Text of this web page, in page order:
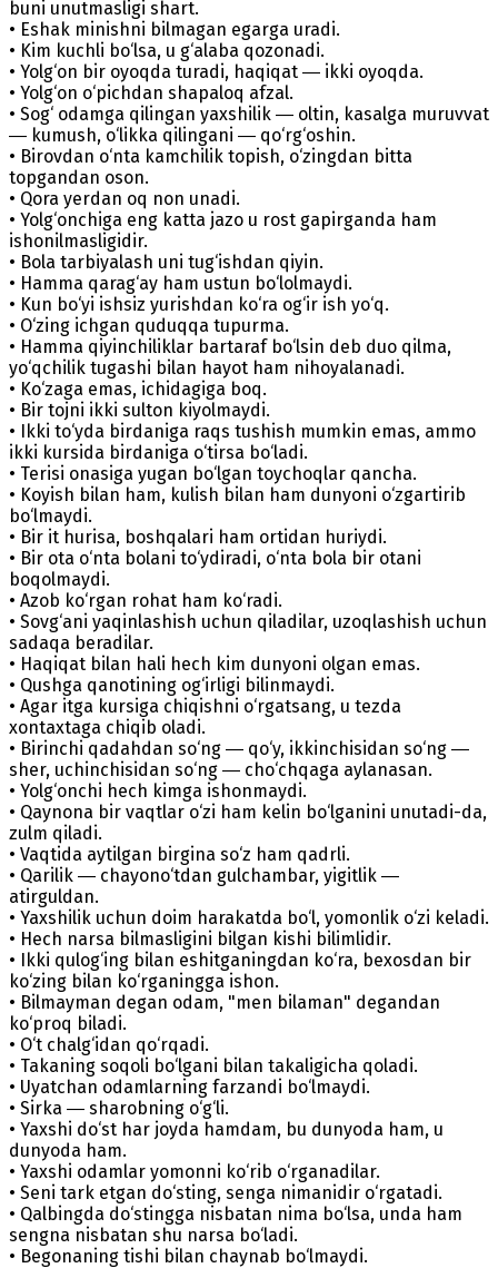
buni unutmasligi shart.
• Eshak minishni bilmagan egarga uradi.
• Kim kuchli bo‘lsa, u g‘alaba qozonadi.
• Yolg‘on bir oyoqda turadi, haqiqat ― ikki oyoqda.
• Yolg‘on o‘pichdan shapaloq afzal.
• Sog‘ odamga qilingan yaxshilik ― oltin, kasalga muruvvat
― kumush, o‘likka qilingani ― qo‘rg‘oshin.
• Birovdan o‘nta kamchilik topish, o‘zingdan bitta
topgandan oson.
• Qora yerdan oq non unadi.
• Yolg‘onchiga eng katta jazo u rost gapirganda ham
ishonilmasligidir.
• Bola tarbiyalash uni tug‘ishdan qiyin.
• Hamma qarag‘ay ham ustun bo‘lolmaydi.
• Kun bo‘yi ishsiz yurishdan ko‘ra og‘ir ish yo‘q.
• O‘zing ichgan quduqqa tupurma.
• Hamma qiyinchiliklar bartaraf bo‘lsin deb duo qilma,
yo‘qchilik tugashi bilan hayot ham nihoyalanadi.
• Ko‘zaga emas, ichidagiga boq.
• Bir tojni ikki sulton kiyolmaydi.
• Ikki to‘yda birdaniga raqs tushish mumkin emas, ammo
ikki kursida birdaniga o‘tirsa bo‘ladi.
• Terisi onasiga yugan bo‘lgan toychoqlar qancha.
• Koyish bilan ham, kulish bilan ham dunyoni o‘zgartirib
bo‘lmaydi.
• Bir it hurisa, boshqalari ham ortidan huriydi.
• Bir ota o‘nta bolani to‘ydiradi, o‘nta bola bir otani
boqolmaydi.
• Azob ko‘rgan rohat ham ko‘radi.
• Sovg‘ani yaqinlashish uchun qiladilar, uzoqlashish uchun
sadaqa beradilar.
• Haqiqat bilan hali hech kim dunyoni olgan emas.
• Qushga qanotining og‘irligi bilinmaydi.
• Agar itga kursiga chiqishni o‘rgatsang, u tezda
xontaxtaga chiqib oladi.
• Birinchi qadahdan so‘ng ― qo‘y, ikkinchisidan so‘ng ―
sher, uchinchisidan so‘ng ― cho‘chqaga aylanasan.
• Yolg‘onchi hech kimga ishonmaydi.
• Qaynona bir vaqtlar o‘zi ham kelin bo‘lganini unutadi-da,
zulm qiladi.
• Vaqtida aytilgan birgina so‘z ham qadrli.
• Qarilik ― chayono‘tdan gulchambar, yigitlik ―
atirguldan.
• Yaxshilik uchun doim harakatda bo‘l, yomonlik o‘zi keladi.
• Hech narsa bilmasligini bilgan kishi bilimlidir.
• Ikki qulog‘ing bilan eshitganingdan ko‘ra, bexosdan bir
ko‘zing bilan ko‘rganingga ishon.
• Bilmayman degan odam, "men bilaman" degandan
ko‘proq biladi.
• O‘t chalg‘idan qo‘rqadi.
• Takaning soqoli bo‘lgani bilan takaligicha qoladi.
• Uyatchan odamlarning farzandi bo‘lmaydi.
• Sirka ― sharobning o‘g‘li.
• Yaxshi do‘st har joyda hamdam, bu dunyoda ham, u
dunyoda ham.
• Yaxshi odamlar yomonni ko‘rib o‘rganadilar.
• Seni tark etgan do‘sting, senga nimanidir o‘rgatadi.
• Qalbingda do‘stingga nisbatan nima bo‘lsa, unda ham
sengna nisbatan shu narsa bo‘ladi.
• Begonaning tishi bilan chaynab bo‘lmaydi.